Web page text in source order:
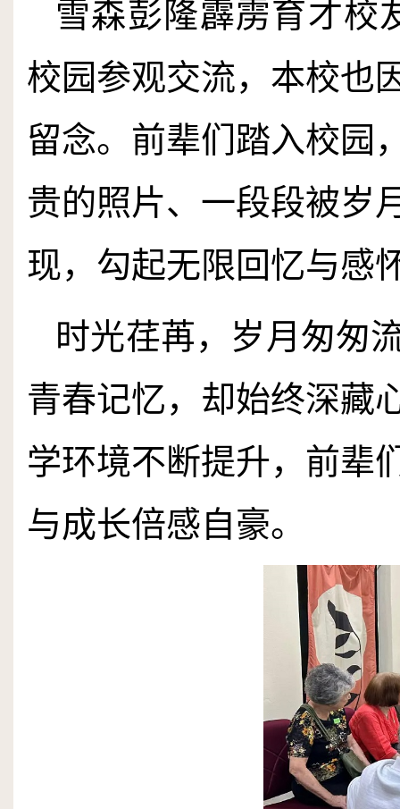
雪森彭隆霹雳育才校
校园参观交流，本校也
留念。前辈们踏入校园
贵的照片、一段段被岁
现，勾起无限回忆与感
时光荏苒，岁月匆匆
青春记忆，却始终深藏
学环境不断提升，前辈
与成长倍感自豪。